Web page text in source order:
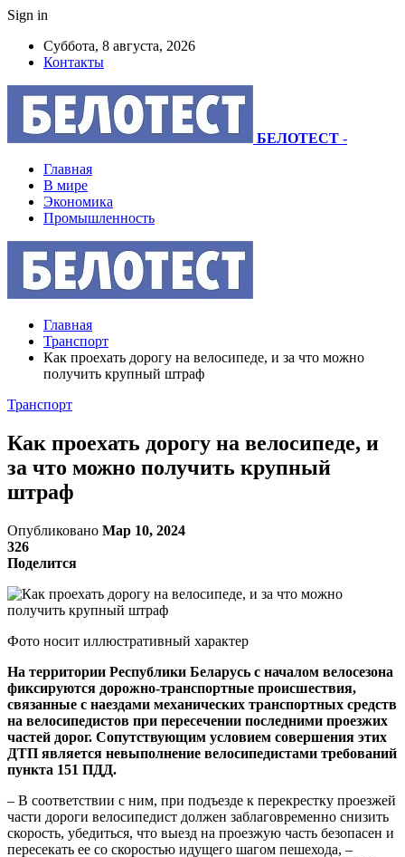
Sign in
Суббота, 8 августа, 2026
Контакты
БЕЛОТЕСТ -
Главная
В мире
Экономика
Промышленность
Главная
Транспорт
Как проехать дорогу на велосипеде, и за что можно
получить крупный штраф
Транспорт
Как проехать дорогу на велосипеде, и
за что можно получить крупный
штраф
Опубликовано Мар 10, 2024
326
Поделится
Фото носит иллюстративный характер
На территории Республики Беларусь с началом велосезона
фиксируются дорожно-транспортные происшествия,
связанные с наездами механических транспортных средств
на велосипедистов при пересечении последними проезжих
частей дорог. Сопутствующим условием совершения этих
ДТП является невыполнение велосипедистами требований
пункта 151 ПДД.
– В соответствии с ним, при подъезде к перекрестку проезжей
части дороги велосипедист должен заблаговременно снизить
скорость, убедиться, что выезд на проезжую часть безопасен и
пересекать ее со скоростью идущего шагом пешехода, –